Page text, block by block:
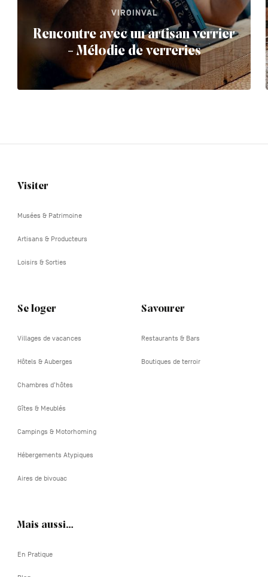
VIROINVAL
Rencontre avec un artisan verrier
- Mélodie de verreries
Navigation
Visiter
Musées & Patrimoine
Artisans & Producteurs
Loisirs & Sorties
Se loger
Villages de vacances
Hôtels & Auberges
Chambres d'hôtes
Gîtes & Meublés
Campings & Motorhoming
Hébergements Atypiques
Aires de bivouac
Savourer
Restaurants & Bars
Boutiques de terroir
Mais aussi…
En Pratique